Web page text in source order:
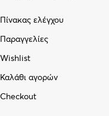
Πίνακας ελέγχου
Παραγγελίες
Wishlist
Καλάθι αγορών
Checkout